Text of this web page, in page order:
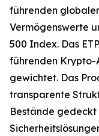
führenden
Vermögenswerte
500 Index. Das
führenden Krypto-
gewichtet. Das
transparente
Bestände